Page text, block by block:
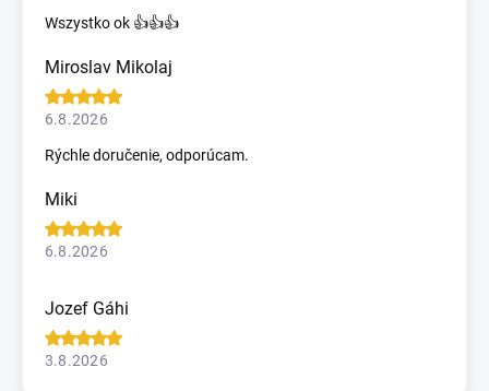
Wszystko ok 👍👍👍
Miroslav Mikolaj
6.8.2026
Rýchle doručenie, odporúcam.
Miki
6.8.2026
Jozef Gáhi
3.8.2026